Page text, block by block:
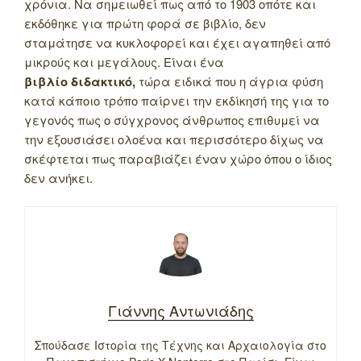
χρόνια. Να σημειωθεί πως από το 1903 οπότε και
εκδόθηκε για πρώτη φορά σε βιβλίο, δεν
σταμάτησε να κυκλοφορεί και έχει αγαπηθεί από
μικρούς και μεγάλους. Είναι ένα
βιβλίο διδακτικό, τώρα ειδικά που η άγρια φύση
κατά κάποιο τρόπο παίρνει την εκδίκησή της για το
γεγονός πως ο σύγχρονος άνθρωπος επιθυμεί να
την εξουσιάσει ολοένα και περισσότερο δίχως να
σκέφτεται πως παραβιάζει έναν χώρο όπου ο ίδιος
δεν ανήκει.
Γιάννης Αντωνιάδης
Σπούδασε Ιστορία της Τέχνης και Αρχαιολογία στο